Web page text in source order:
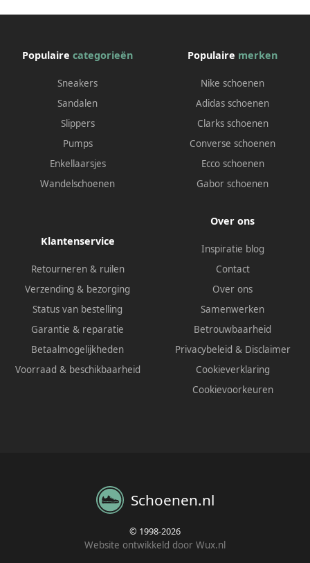
Populaire categorieën
Sneakers
Sandalen
Slippers
Pumps
Enkellaarsjes
Wandelschoenen
Populaire merken
Nike schoenen
Adidas schoenen
Clarks schoenen
Converse schoenen
Ecco schoenen
Gabor schoenen
Klantenservice
Retourneren & ruilen
Verzending & bezorging
Status van bestelling
Garantie & reparatie
Betaalmogelijkheden
Voorraad & beschikbaarheid
Over ons
Inspiratie blog
Contact
Over ons
Samenwerken
Betrouwbaarheid
Privacybeleid & Disclaimer
Cookieverklaring
Cookievoorkeuren
Schoenen.nl
© 1998-2026
Website ontwikkeld door Wux.nl